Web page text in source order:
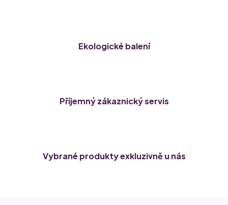
Ekologické balení
Příjemný zákaznický servis
Vybrané produkty exkluzivně u nás